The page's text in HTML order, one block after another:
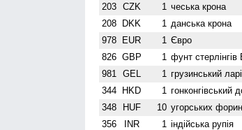
203 CZK 1 чеська крона
208 DKK 1 данська крона
978 EUR 1 Євро
826 GBP 1 фунт стерлінгів
981 GEL 1 грузинський ларі
344 HKD 1 гонконгівський
348 HUF 10 угорських
356 INR 1 індійська рупія